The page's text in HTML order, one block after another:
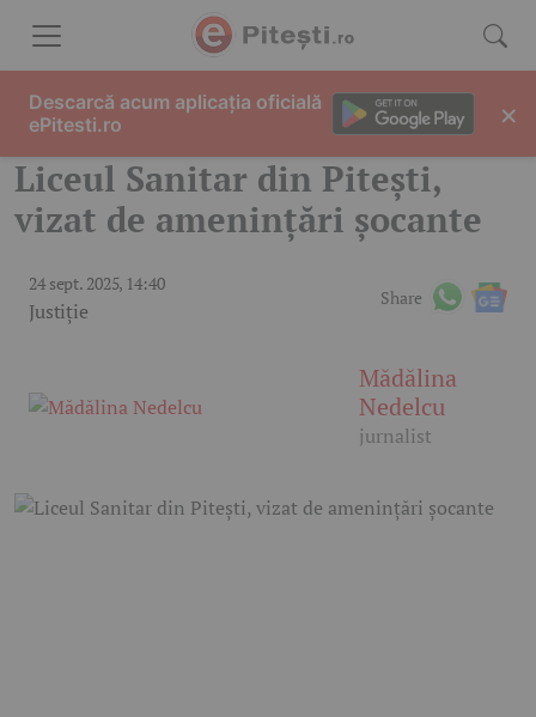
Liceul Sanitar din Pitești,
vizat de amenințări șocante
24 sept. 2025, 14:40
Justiție
Share
Mădălina
Nedelcu
jurnalist
Descarcă acum aplicația oficială
ePitesti.ro
×